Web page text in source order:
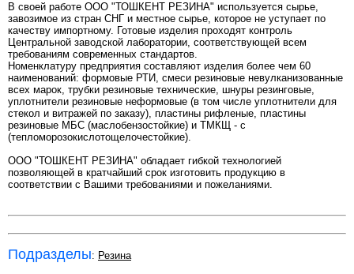
В своей работе OOO "ТОШКЕНТ РЕЗИНА" используется сырье,
завозимое из стран СНГ и местное сырье, которое не уступает по
качеству импортному. Готовые изделия проходят контроль
Центральной заводской лаборатории, соответствующей всем
требованиям современных стандартов.
Номенклатуру предприятия составляют изделия более чем 60
наименований: формовые РТИ, смеси резиновые невулканизованные
всех марок, трубки резиновые технические, шнуры резинговые,
уплотнители резиновые неформовые (в том числе уплотнители для
стекол и витражей по заказу), пластины рифленые, пластины
резиновые МБС (маслобензостойкие) и ТМКЩ - с
(тепломорозокислотощелочестойкие).
OOO "ТОШКЕНТ РЕЗИНА" обладает гибкой технологией
позволяющей в кратчайший срок изготовить продукцию в
соответствии с Вашими требованиями и пожеланиями.
Подразделы: Резина